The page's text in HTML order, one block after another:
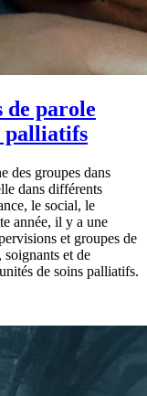
de parole
palliatifs
des groupes dans
dans différents
le social, le
année, il y a une
et groupes de
soignants et de
de soins palliatifs.